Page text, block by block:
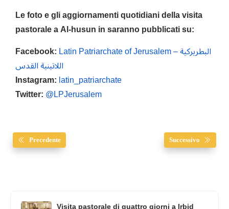
Le foto e gli aggiornamenti quotidiani della visita
pastorale a Al-husun in saranno pubblicati su:
Facebook:Latin Patriarchate of Jerusalem – البطريركية
اللاتينية القدس
Instagram:latin_patriarchate
Twitter:@LPJerusalem
Precedente Successivo